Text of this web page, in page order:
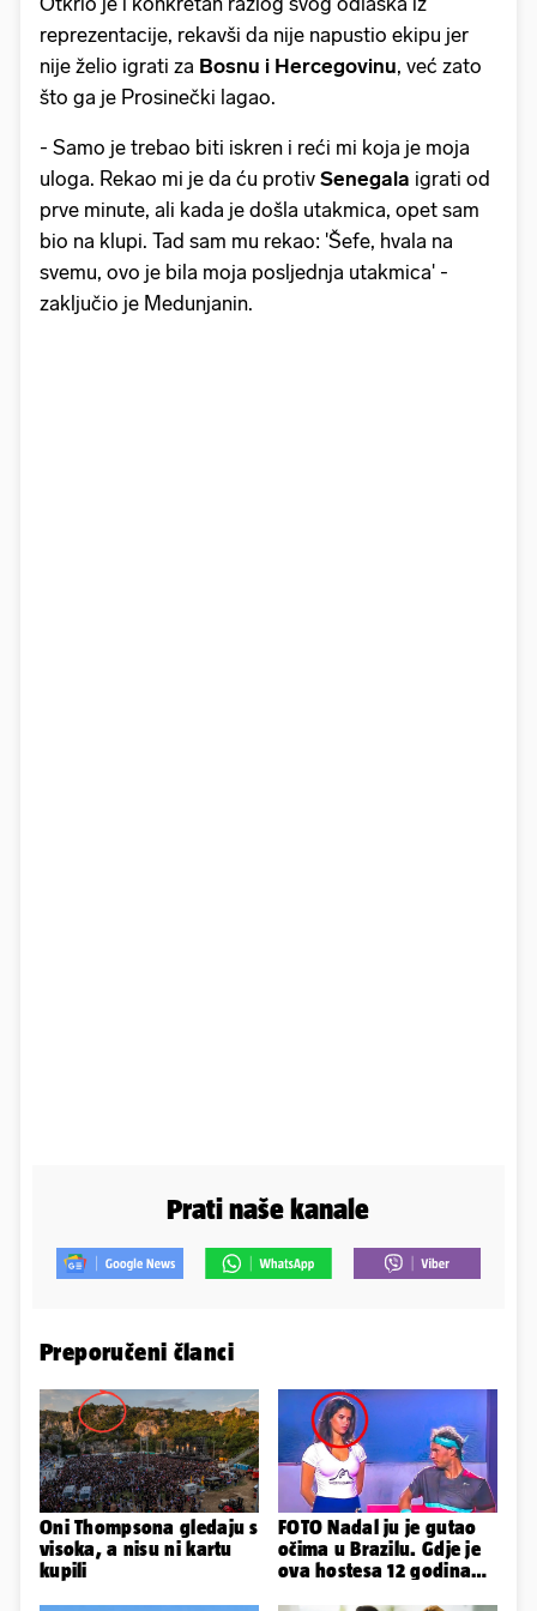
reprezentacije, rekavši da nije napustio ekipu jer
nije želio igrati za Bosnu i Hercegovinu, već zato
što ga je Prosinečki lagao.
- Samo je trebao biti iskren i reći mi koja je moja
uloga. Rekao mi je da ću protiv Senegala igrati od
prve minute, ali kada je došla utakmica, opet sam
bio na klupi. Tad sam mu rekao: 'Šefe, hvala na
svemu, ovo je bila moja posljednja utakmica' -
zaključio je Medunjanin.
Prati naše kanale
Preporučeni članci
Oni Thompsona gledaju s
visoka, a nisu ni kartu
kupili
FOTO Nadal ju je gutao
očima u Brazilu. Gdje je
ova hostesa 12 godina